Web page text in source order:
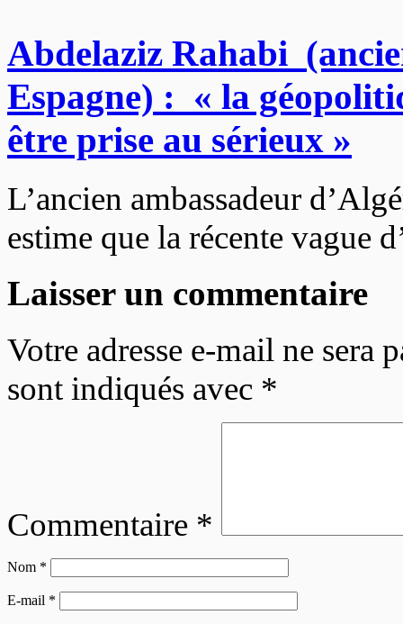
Abdelaziz Rahabi
Espagne) : « la
être prise au sérieux »
L’ancien ambassadeur
estime que la récente vague
Laisser un commentaire
Votre adresse e-mail ne sera
sont indiqués avec *
Commentaire *
Nom *
E-mail *